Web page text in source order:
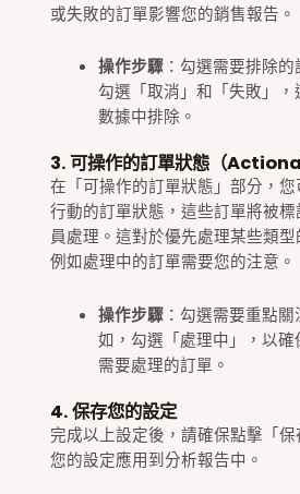
或失敗的訂單影響您的銷售報告。
操作步驟：勾選需要排除的
勾選「取消」和「失敗」
數據中排除。
3. 可操作的訂單狀態（
在「可操作的訂單狀態」部分，
行動的訂單狀態，這些訂單將被
員處理。這對於優先處理某些類型
例如處理中的訂單需要您的注意。
操作步驟：勾選需要重點
如，勾選「處理中」，以
需要處理的訂單。
4. 保存您的設定
完成以上設定後，請確保點擊「
您的設定應用到分析報告中。